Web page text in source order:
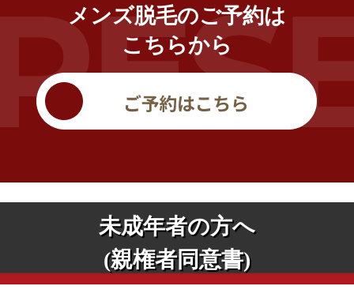
メンズ脱毛のご予約は
こちらから
未成年者の方へ
(親権者同意書)